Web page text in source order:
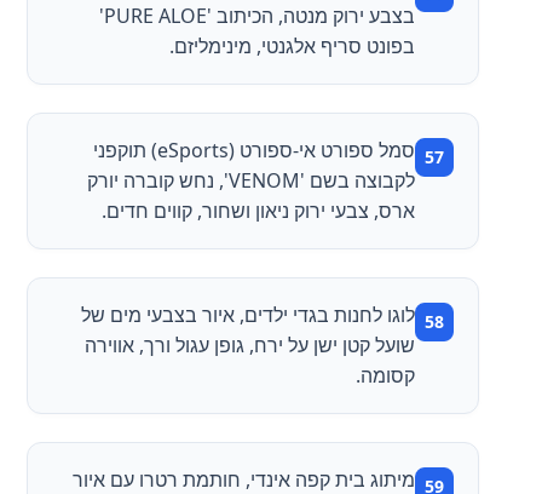
בצבע ירוק מנטה, הכיתוב 'PURE ALOE'
בפונט סריף אלגנטי, מינימליזם.
סמל ספורט אי-ספורט (eSports) תוקפני
לקבוצה בשם 'VENOM', נחש קוברה יורק
ארס, צבעי ירוק ניאון ושחור, קווים חדים.
לוגו לחנות בגדי ילדים, איור בצבעי מים של
שועל קטן ישן על ירח, גופן עגול ורך, אווירה
קסומה.
מיתוג בית קפה אינדי, חותמת רטרו עם איור